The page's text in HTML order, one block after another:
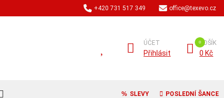
+420 731 517 349 office@texevo.cz
ÚČET
Přihlásit
KOŠÍK
0 Kč
SLEVY POSLEDNÍ ŠANCE